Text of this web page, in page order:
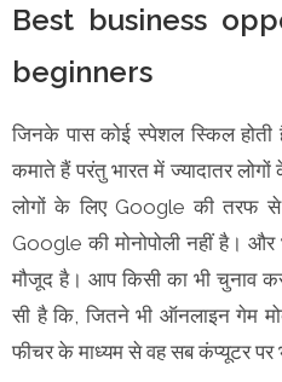
Best business
beginners
जिनके पास कोई स्पेशल स्किल
कमाते हैं परंतु भारत में ज्यादातर लोगों
लोगों के लिए Google की तरफ से
Google की मोनोपोली नहीं है।
मौजूद है। आप किसी का भी चुनाव
सी है कि, जितने भी ऑनलाइन गेम
फीचर के माध्यम से वह सब कंप्यूटर